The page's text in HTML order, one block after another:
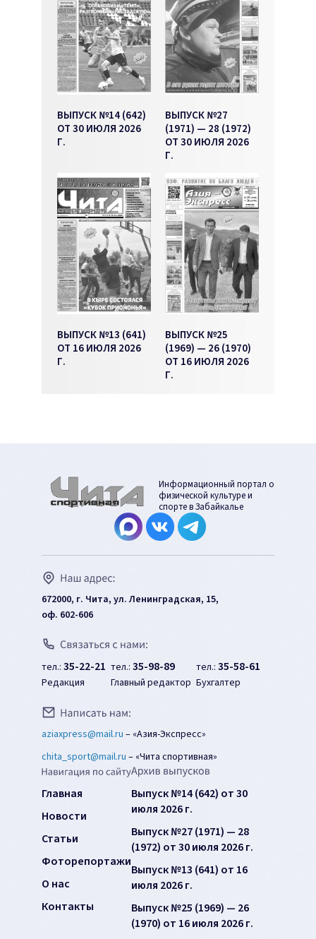
ВЫПУСК №14 (642)
ОТ 30 ИЮЛЯ 2026
Г.
ВЫПУСК №27
(1971) — 28 (1972)
ОТ 30 ИЮЛЯ 2026
Г.
ВЫПУСК №13 (641)
ОТ 16 ИЮЛЯ 2026
Г.
ВЫПУСК №25
(1969) — 26 (1970)
ОТ 16 ИЮЛЯ 2026
Г.
Информационный портал о
физической культуре и
спорте в Забайкалье
672000, г. Чита, ул. Ленинградская, 15,
оф. 602-606
тел.: 35-22-21
Редакция
тел.: 35-98-89
Главный редактор
тел.: 35-58-61
Бухгалтер
aziaxpress@mail.ru – «Азия-Экспресс»
chita_sport@mail.ru – «Чита спортивная»
Главная
Новости
Статьи
Фоторепортажи
О нас
Контакты
Выпуск №14 (642) от 30
июля 2026 г.
Выпуск №27 (1971) — 28
(1972) от 30 июля 2026 г.
Выпуск №13 (641) от 16
июля 2026 г.
Выпуск №25 (1969) — 26
(1970) от 16 июля 2026 г.